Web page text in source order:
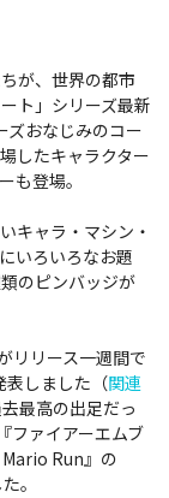
が、世界の都市
ト」シリーズ最新
ズおなじみのコー
したキャラクター
も登場。
キャラ・マシン・
いろいろなお題
のピンバッジが
リリース一週間で
表しました（関連
最高の出足だっ
ファイアーエムブ
Run』の
。